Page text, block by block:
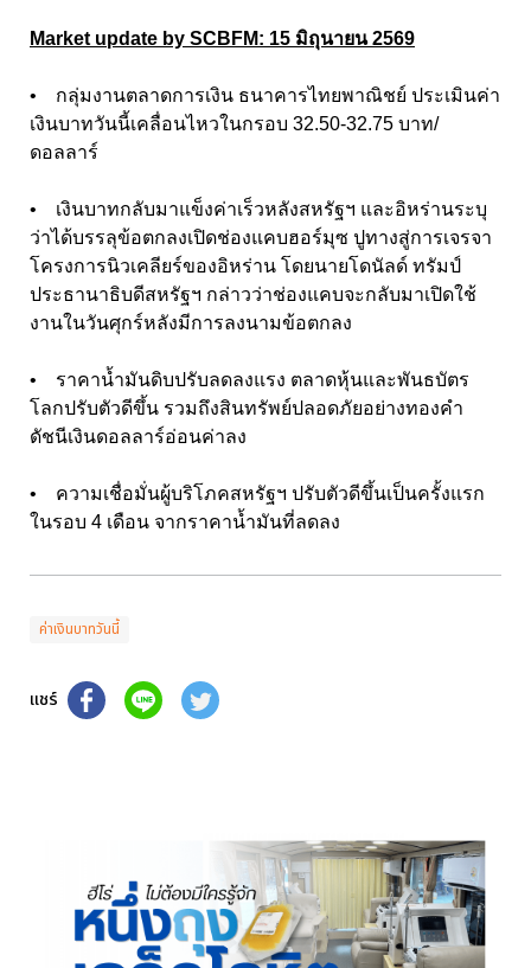
Market update by SCBFM: 15 มิถุนายน 2569
• กลุ่มงานตลาดการเงิน ธนาคารไทยพาณิชย์ ประเมินค่า
เงินบาทวันนี้เคลื่อนไหวในกรอบ 32.50-32.75 บาท/
ดอลลาร์
• เงินบาทกลับมาแข็งค่าเร็วหลังสหรัฐฯ และอิหร่านระบุ
ว่าได้บรรลุข้อตกลงเปิดช่องแคบฮอร์มุซ ปูทางสู่การเจรจา
โครงการนิวเคลียร์ของอิหร่าน โดยนายโดนัลด์ ทรัมป์
ประธานาธิบดีสหรัฐฯ กล่าวว่าช่องแคบจะกลับมาเปิดใช้
งานในวันศุกร์หลังมีการลงนามข้อตกลง
• ราคาน้ำมันดิบปรับลดลงแรง ตลาดหุ้นและพันธบัตร
โลกปรับตัวดีขึ้น รวมถึงสินทรัพย์ปลอดภัยอย่างทองคำ
ดัชนีเงินดอลลาร์อ่อนค่าลง
• ความเชื่อมั่นผู้บริโภคสหรัฐฯ ปรับตัวดีขึ้นเป็นครั้งแรก
ในรอบ 4 เดือน จากราคาน้ำมันที่ลดลง
ค่าเงินบาทวันนี้
แชร์